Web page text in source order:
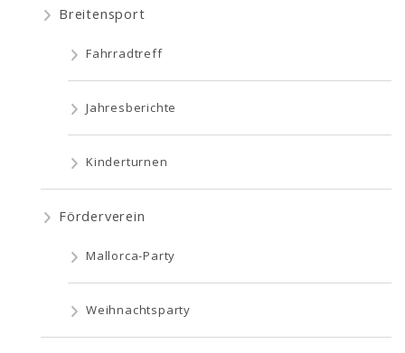
Breitensport
Fahrradtreff
Jahresberichte
Kinderturnen
Förderverein
Mallorca-Party
Weihnachtsparty